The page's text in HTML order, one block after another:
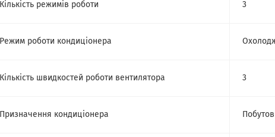
Кількість режимів роботи 3
Режим роботи кондиціонера
Кількість швидкостей роботи вентилятора 3
Призначення кондиціонера